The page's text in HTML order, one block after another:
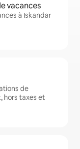
vacances
à Iskandar
de
hors taxes et